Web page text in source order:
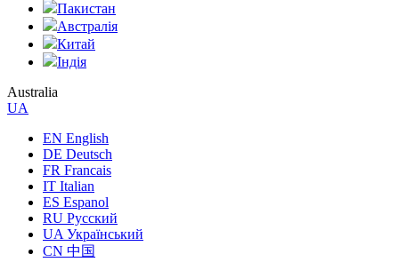
Пакистан
Австралія
Китай
Індія
Australia
UA
EN English
DE Deutsch
FR Francais
IT Italian
ES Espanol
RU Русский
UA Український
CN 中国